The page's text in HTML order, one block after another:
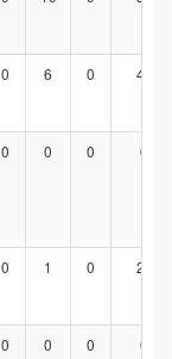
0 6 0 47
0 0 0 0
0 1 0 20
0 0 0 0